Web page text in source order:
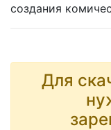
создания
Для